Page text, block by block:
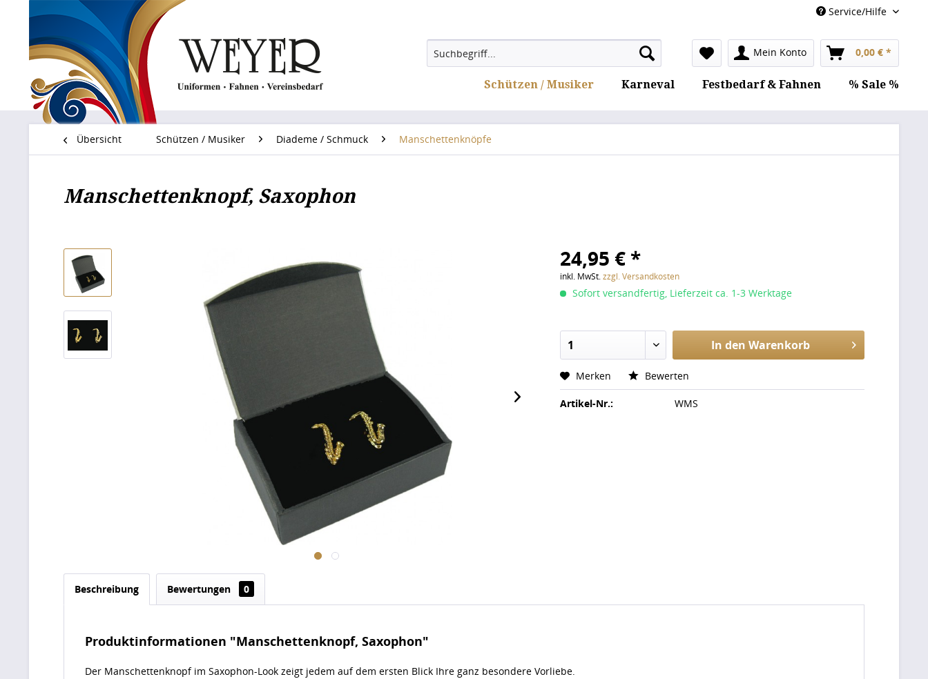
Service/Hilfe
Mein Konto 0,00 € *
Schützen / Musiker Karneval Festbedarf & Fahnen % Sale %
Übersicht Schützen / Musiker Diademe / Schmuck Manschettenknöpfe
Manschettenknopf, Saxophon
24,95 € *
inkl. MwSt.zzgl. Versandkosten
Sofort versandfertig, Lieferzeit ca. 1-3 Werktage
In den Warenkorb
Merken Bewerten
Artikel-Nr.: WMS
Beschreibung Bewertungen 0
Produktinformationen "Manschettenknopf, Saxophon"
Der Manschettenknopf im Saxophon-Look zeigt jedem auf dem ersten Blick Ihre ganz besondere Vorliebe.